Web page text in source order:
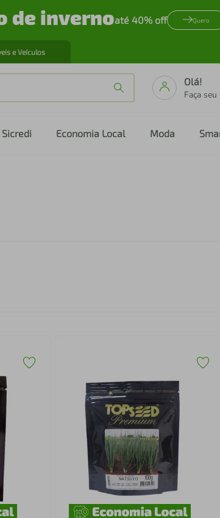
de invernoaté 40% off Quero
e Veículos
Olá!
Faça seu
Economia Local Moda